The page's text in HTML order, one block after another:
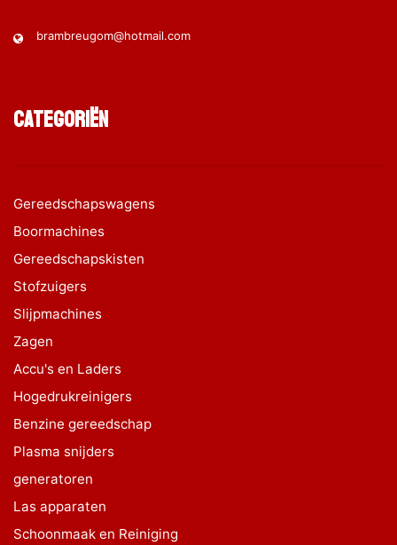
brambreugom@hotmail.com
Categoriën
Gereedschapswagens
Boormachines
Gereedschapskisten
Stofzuigers
Slijpmachines
Zagen
Accu's en Laders
Hogedrukreinigers
Benzine gereedschap
Plasma snijders
generatoren
Las apparaten
Schoonmaak en Reiniging